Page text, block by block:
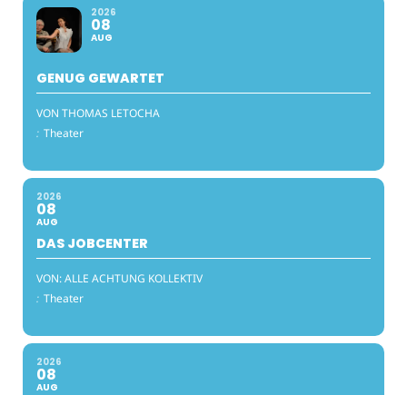
2026
08
AUG
GENUG GEWARTET
VON THOMAS LETOCHA
: Theater
2026
08
AUG
DAS JOBCENTER
VON: ALLE ACHTUNG KOLLEKTIV
: Theater
2026
08
AUG